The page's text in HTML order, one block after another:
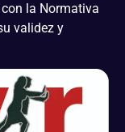
la Normativa
validez y